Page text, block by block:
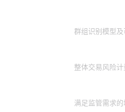
群组识别模型
整体交易风险
满足监管需求